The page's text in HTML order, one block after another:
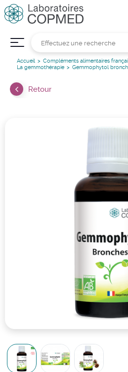
Accueil
Compléments alimentaires
La gemmothérapie
Gemmophytol
Retour